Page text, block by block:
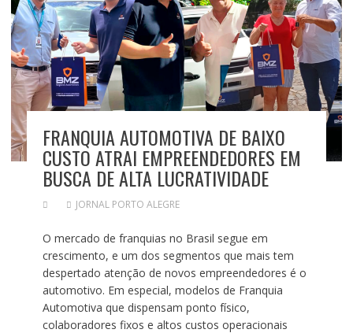
FRANQUIA AUTOMOTIVA DE BAIXO
CUSTO ATRAI EMPREENDEDORES EM
BUSCA DE ALTA LUCRATIVIDADE
JORNAL PORTO ALEGRE
O mercado de franquias no Brasil segue em
crescimento, e um dos segmentos que mais tem
despertado atenção de novos empreendedores é o
automotivo. Em especial, modelos de Franquia
Automotiva que dispensam ponto físico,
colaboradores fixos e altos custos operacionais